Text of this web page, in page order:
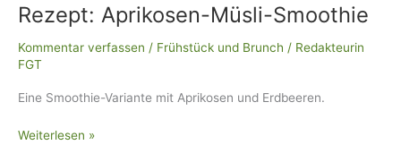
Rezept: Aprikosen-Müsli-Smoothie
Kommentar verfassen / Frühstück und Brunch / Redakteurin
FGT
Eine Smoothie-Variante mit Aprikosen und Erdbeeren.
Müsli-
Smoothie
Weiterlesen »